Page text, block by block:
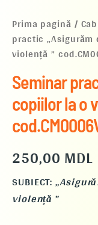
Prima pagină /
practic
violență ”
Seminar
copiilor la o
250,00MDL
SUBIECT: „
violență ”
copiilor
la
o
fără
violență
”
cod.CM0006VI